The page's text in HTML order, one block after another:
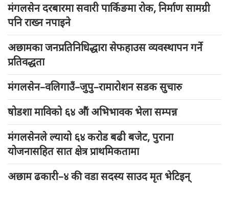
मंगलसेन दरबारमा सवारी पार्किङमा रोक, निर्माण सामग्री
पनि राख्न नपाइने
अछामका जनप्रतिनिधिद्धारा सेफहाउस व्यवस्थापन गर्ने
प्रतिवद्धता
मंगलसेन–वलिगाउँ–जुपु–रामारोशन सडक सुचारु
षोडशा माविको ६४ औं अभिभावक भेला सम्पन्न
मंगलसेनले ल्यायो ६४ करोड बढी बजेट, पुराना
योजनासहित सात क्षेत्र प्राथमिकतामा
अछाम ढकारी–४ की वडा सदस्य साउद मृत भेटिइन्